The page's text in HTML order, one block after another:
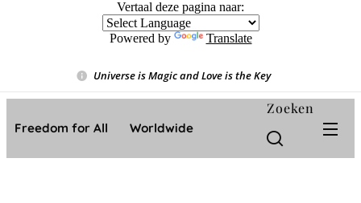
Vertaal deze pagina naar:
Powered by Translate
Universe is Magic and Love is the Key❤️
Freedom for All ❤️ Worldwide
Zoeken